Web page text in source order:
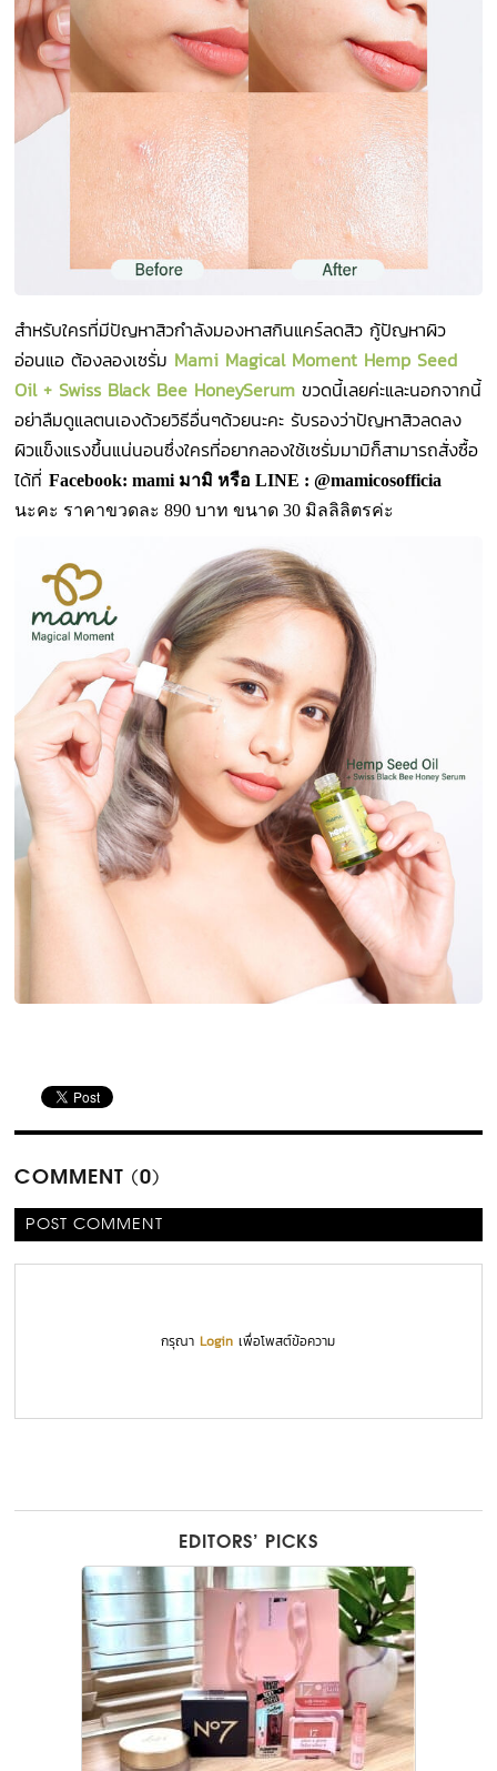
สำหรับใครที่มีปัญหาสิวกำลังมองหาสกินแคร์ลดสิว กู้ปัญหาผิว
อ่อนแอ ต้องลองเซรั่ม Mami Magical Moment Hemp Seed
Oil + Swiss Black Bee HoneySerum ขวดนี้เลยค่ะและนอกจากนี้
อย่าลืมดูแลตนเองด้วยวิธีอื่นๆด้วยนะคะ รับรองว่าปัญหาสิวลดลง
ผิวแข็งแรงขึ้นแน่นอนซึ่งใครที่อยากลองใช้เซรั่มมามิก็สามารถสั่งซื้อ
ได้ที่Facebook: mami มามิ หรือ LINE : @mamicosofficia
นะคะ ราคาขวดละ 890 บาท ขนาด 30 มิลลิลิตรค่ะ
COMMENT (0)
POST COMMENT
กรุณาLogin เพื่อโพสต์ข้อความ
EDITORS’ PICKS